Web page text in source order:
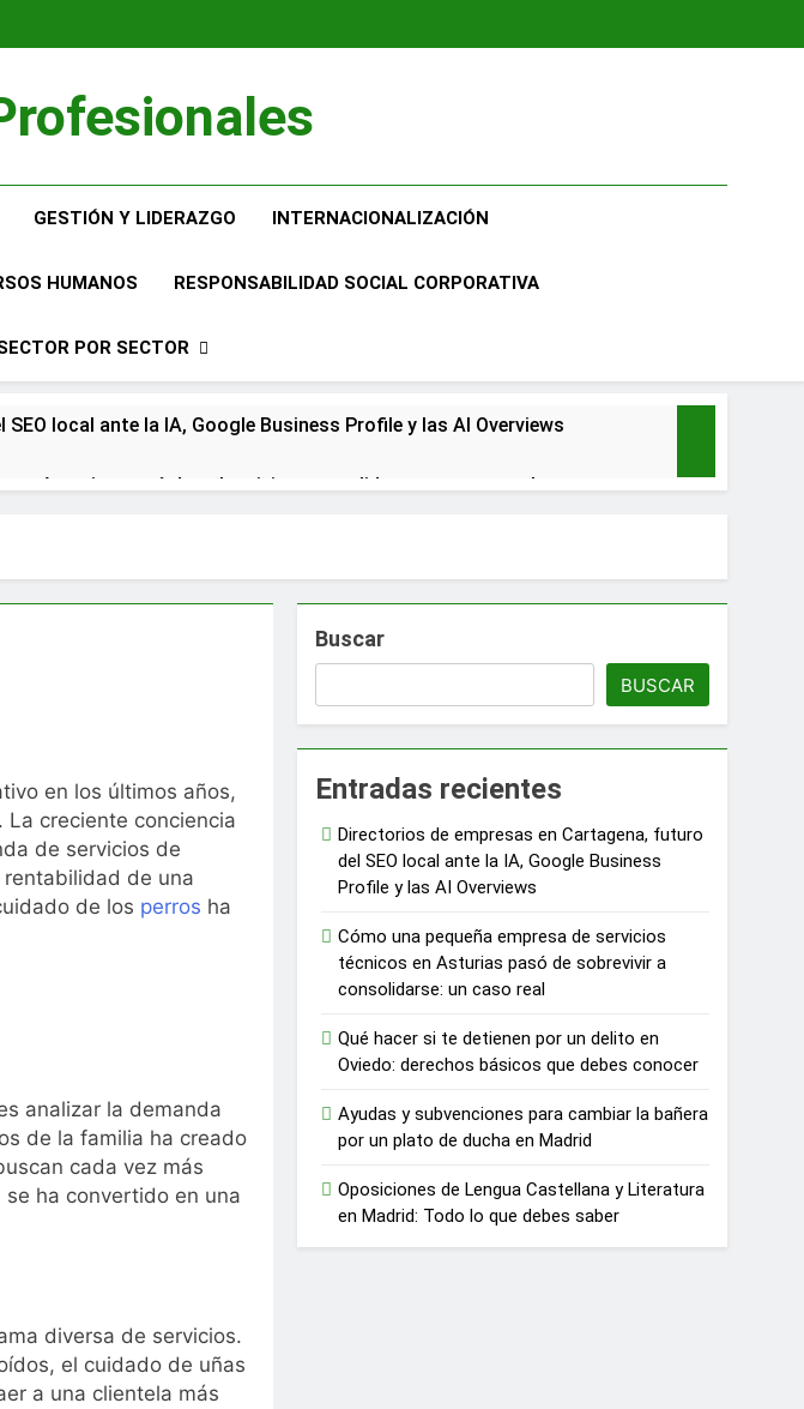
GESTIÓN Y LIDERAZGO INTERNACIONALIZACIÓN
HUMANOS RESPONSABILIDAD SOCIAL CORPORATIVA
POR SECTOR
local ante la IA, Google Business Profile y las AI Overviews
en Asturias pasó de sobrevivir a consolidarse: un caso real
básicos que debes conocer
un plato de ducha en Madrid
empresas en Madrid y Barcelona
emocionales
profesional paso a paso
Magisterio de Educación Física en Madrid
en los últimos años,
creciente conciencia
de servicios de
rentabilidad de una
de los perros ha
analizar la demanda
de la familia ha creado
cada vez más
ha convertido en una
diversa de servicios.
el cuidado de uñas
a una clientela más
Buscar
BUSCAR
Entradas recientes
Directorios de empresas en Cartagena, futuro
del SEO local ante la IA, Google Business
Profile y las AI Overviews
Cómo una pequeña empresa de servicios
técnicos en Asturias pasó de sobrevivir a
consolidarse: un caso real
Qué hacer si te detienen por un delito en
Oviedo: derechos básicos que debes conocer
Ayudas y subvenciones para cambiar la bañera
por un plato de ducha en Madrid
Oposiciones de Lengua Castellana y Literatura
en Madrid: Todo lo que debes saber